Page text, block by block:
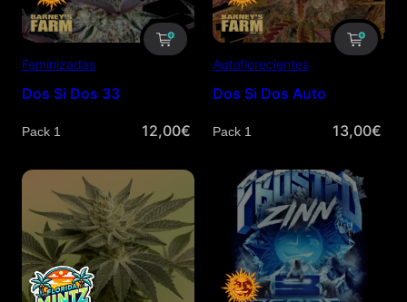
Feminizadas
Dos Si Dos 33
Cantidad 12,00€
Autoflorecientes
Dos Si Dos Auto
Cantidad 13,00€